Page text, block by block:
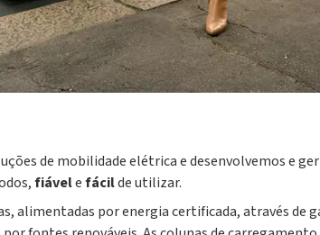
de mobilidade elétrica e desenvolvemos e
fiávelefácilde utilizar.
alimentadas por energia certificada, através de